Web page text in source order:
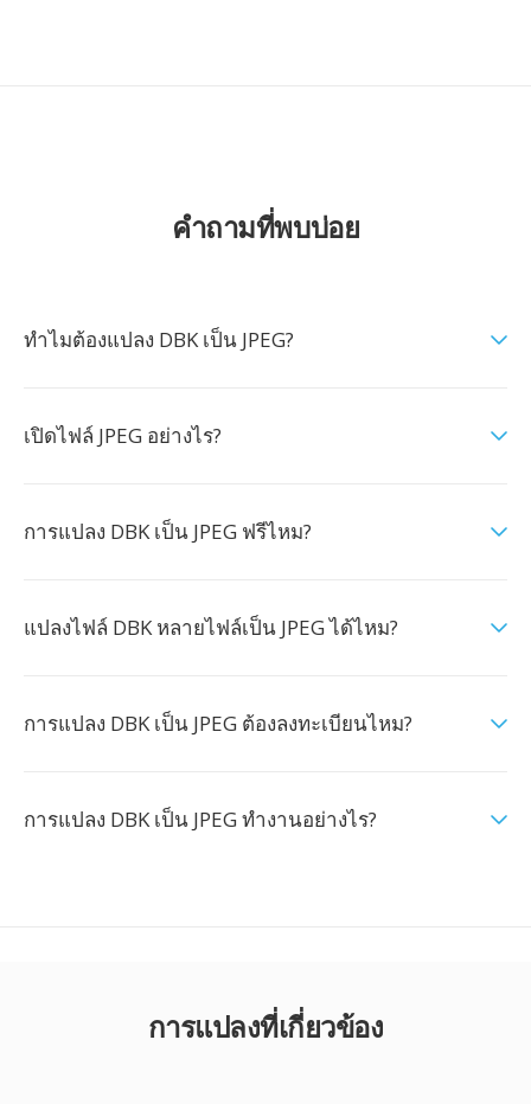
คำถามที่พบบ่อย
ทำไมต้องแปลง DBK เป็น JPEG?
เปิดไฟล์ JPEG อย่างไร?
การแปลง DBK เป็น JPEG ฟรีไหม?
แปลงไฟล์ DBK หลายไฟล์เป็น JPEG ได้ไหม?
การแปลง DBK เป็น JPEG ต้องลงทะเบียนไหม?
การแปลง DBK เป็น JPEG ทำงานอย่างไร?
การแปลงที่เกี่ยวข้อง